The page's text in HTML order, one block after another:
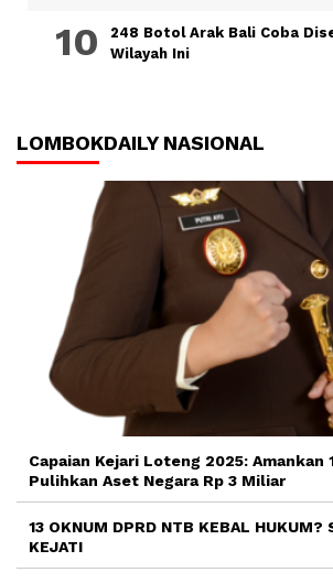
248 Botol Arak Bali Coba
Wilayah Ini
LOMBOKDAILY NASIONAL
Capaian Kejari Loteng 2025: Amankan
Pulihkan Aset Negara Rp 3 Miliar
13 OKNUM DPRD NTB KEBAL HUKUM?
KEJATI